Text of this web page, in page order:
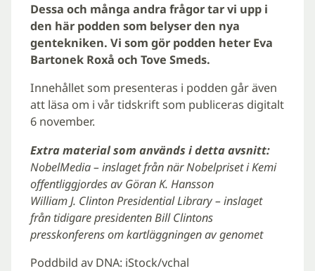
Dessa och många andra frågor tar vi upp i
den här podden som belyser den nya
gentekniken. Vi som gör podden heter Eva
Bartonek Roxå och Tove Smeds.
Innehållet som presenteras i podden går även
att läsa om i vår tidskrift som publiceras digitalt
6 november.
Extra material som används i detta avsnitt:
NobelMedia – inslaget från när Nobelpriset i Kemi
offentliggjordes av Göran K. Hansson
William J. Clinton Presidential Library – inslaget
från tidigare presidenten Bill Clintons
presskonferens om kartläggningen av genomet
Poddbild av DNA: iStock/vchal